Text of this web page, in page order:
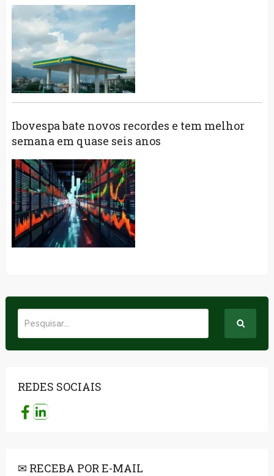
Ibovespa bate novos recordes e tem melhor
semana em quase seis anos
REDES SOCIAIS
✉ RECEBA POR E-MAIL